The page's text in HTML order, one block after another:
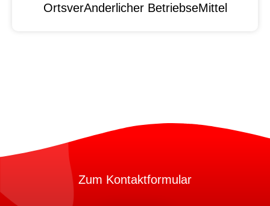
OrtsverAnderlicher BetriebseMittel
Zum Kontaktformular